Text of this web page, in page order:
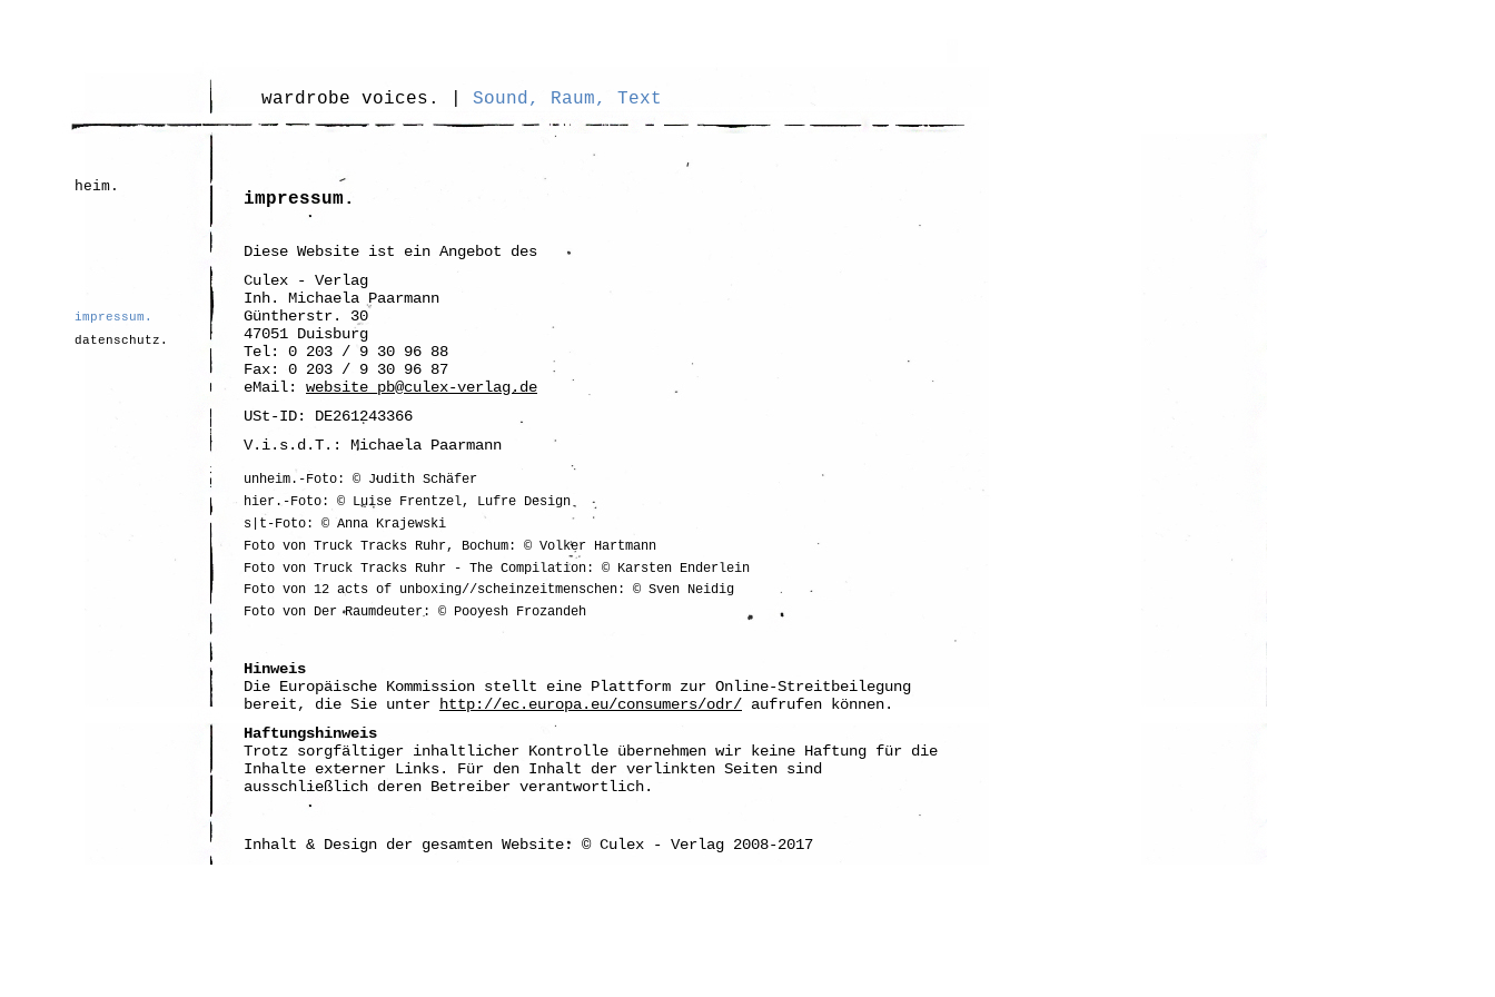
wardrobe voices. | Sound, Raum, Text
impressum.
Diese Website ist ein Angebot des
Culex - Verlag
Inh. Michaela Paarmann
Güntherstr. 30
47051 Duisburg
Tel: 0 203 / 9 30 96 88
Fax: 0 203 / 9 30 96 87
eMail: website_pb@culex-verlag.de
USt-ID: DE261243366
V.i.s.d.T.: Michaela Paarmann
unheim.-Foto: © Judith Schäfer
hier.-Foto: © Luise Frentzel, Lufre Design
s|t-Foto: © Anna Krajewski
Foto von Truck Tracks Ruhr, Bochum: © Volker Hartmann
Foto von Truck Tracks Ruhr - The Compilation: © Karsten Enderlein
Foto von 12 acts of unboxing//scheinzeitmenschen: © Sven Neidig
Foto von Der Raumdeuter: © Pooyesh Frozandeh
Hinweis
Die Europäische Kommission stellt eine Plattform zur Online-Streitbeilegung
bereit, die Sie unter
http://ec.europa.eu/consumers/odr/ aufrufen können.
Haftungshinweis
Trotz sorgfältiger inhaltlicher Kontrolle übernehmen wir keine Haftung für die
Inhalte externer Links. Für den Inhalt der verlinkten Seiten sind
ausschließlich deren Betreiber verantwortlich.
Inhalt & Design der gesamten Website: © Culex - Verlag 2008-2017
Navigation
heim.
Navigation
impressum.
datenschutz.